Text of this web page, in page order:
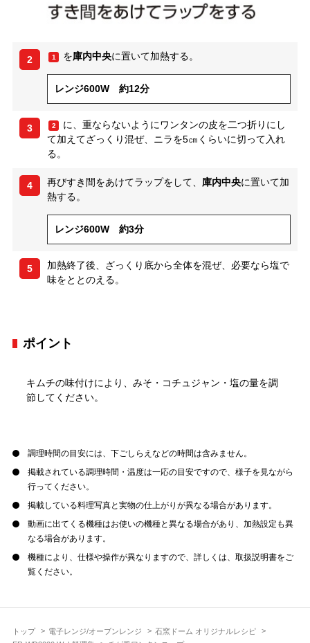
トップ 電子レンジ/オーブンレンジ
石窯ドーム オリジナルレシピ
2 1 を庫内中央に置いて加熱する。
レンジ600W 約12分
3 2
に、重ならないようにワンタンの皮を二つ折りにし
て加えてざっくり混ぜ、ニラを5㎝くらいに切って入れ
る。
4 再びすき間をあけてラップをして、 庫内中央に置いて加
熱する。
レンジ600W 約3分
5
加熱終了後、ざっくり底から全体を混ぜ、必要なら塩で
味をととのえる。
ポイント
キムチの味付けにより、みそ・コチュジャン・塩の量を調
節してください。
調理時間の目安には、下ごしらえなどの時間は含みません。
掲載されている調理時間・温度は一応の目安ですので、様子を見ながら
行ってください。
掲載している料理写真と実物の仕上がりが異なる場合があります。
動画に出てくる機種はお使いの機種と異なる場合があり、加熱設定も異
なる場合があります。
機種により、仕様や操作が異なりますので、詳しくは、取扱説明書をご
覧ください。